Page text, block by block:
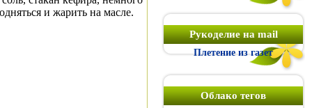
и жарить на масле.
Рукоделие на mail
Плетение из газет
Облако тегов